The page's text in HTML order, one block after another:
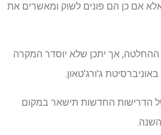
אם כן הם פונים לשוק ומאשרים את
אך יתכן שלא יוסדר המקרה
ג'ורג'טאון.
הדרישות החדשות תישאר במקום